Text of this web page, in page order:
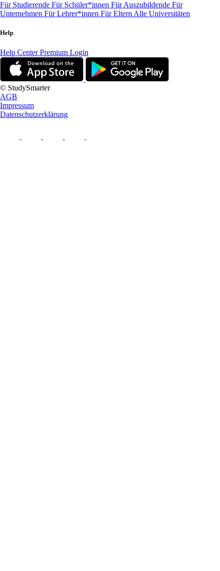
Für Studierende Für Schüler*innen Für Auszubildende Für
Unternehmen Für Lehrer*innen Für Eltern Alle Universitäten
Help
Help CenterPremium Login
© StudySmarter
AGB
Impressum
Datenschutzerklärung